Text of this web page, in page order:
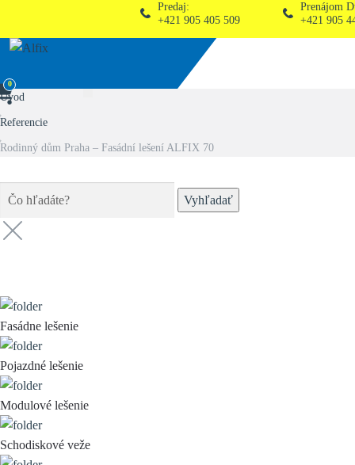
Predaj:
+421 905 405 509
Prenájom Dunajská
+421 905 445 132
0
Úvod
Referencie
Rodinný dům Praha – Fasádní lešení ALFIX 70
Vyhľadať
Fasádne lešenie
Pojazdné lešenie
Modulové lešenie
Schodiskové veže